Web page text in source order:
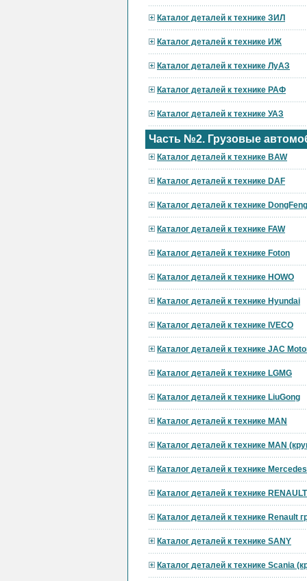
Каталог деталей к технике ЗИЛ
Каталог деталей к технике ИЖ
Каталог деталей к технике ЛуАЗ
Каталог деталей к технике РАФ
Каталог деталей к технике УАЗ
Часть №2. Грузовые
Каталог деталей к технике BAW
Каталог деталей к технике DAF
Каталог деталей к технике DongFeng
Каталог деталей к технике FAW
Каталог деталей к технике Foton
Каталог деталей к технике HOWO
Каталог деталей к технике Hyundai
Каталог деталей к технике IVECO
Каталог деталей к технике JAC
Каталог деталей к технике LGMG
Каталог деталей к технике LiuGong
Каталог деталей к технике MAN
Каталог деталей к технике MAN
Каталог деталей к технике
Каталог деталей к технике RENAULT
Каталог деталей к технике Renault
Каталог деталей к технике SANY
Каталог деталей к технике Scania